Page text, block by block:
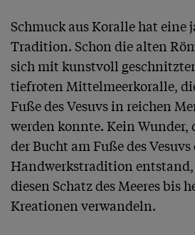
Schmuck aus Koralle hat eine
Tradition. Schon die alten
sich mit kunstvoll
tiefroten Mittelmeerkoralle,
Fuße des Vesuvs in reichen
werden konnte. Kein Wunder,
der Bucht am Fuße des
Handwerkstradition
diesen Schatz des Meeres bis
Kreationen verwandeln.